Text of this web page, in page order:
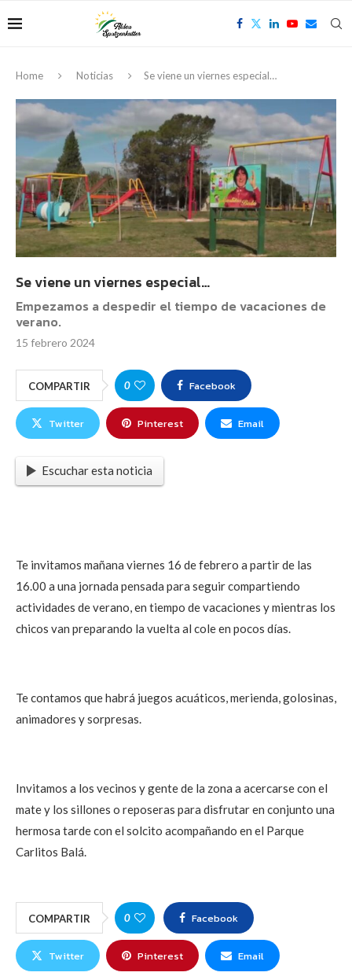
Home Noticias Se viene un viernes especial…
Se viene un viernes especial…
Empezamos a despedir el tiempo de vacaciones de
verano.
15 febrero 2024
COMPARTIR 0 Facebook
Twitter Pinterest Email
Escuchar esta noticia
Te invitamos mañana viernes 16 de febrero a partir de las
16.00 a una jornada pensada para seguir compartiendo
actividades de verano, en tiempo de vacaciones y mientras los
chicos van preparando la vuelta al cole en pocos días.
Te contamos que habrá juegos acuáticos, merienda, golosinas,
animadores y sorpresas.
Invitamos a los vecinos y gente de la zona a acercarse con el
mate y los sillones o reposeras para disfrutar en conjunto una
hermosa tarde con el solcito acompañando en el Parque
Carlitos Balá.
COMPARTIR 0 Facebook
Twitter Pinterest Email